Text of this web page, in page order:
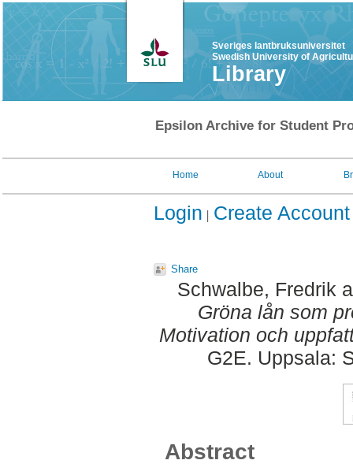
Sveriges lantbruksuniversitet
Swedish University of
Library
Epsilon Archive for Student
Home About
Login Create Account
Share
Schwalbe, Fredrik
Gröna lån som
Motivation och
G2E. Uppsala:
Abstract